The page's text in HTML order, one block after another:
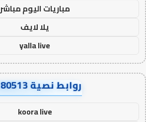
مباريات اليوم مباشر
يلا لايف
yalla live
روابط نصية AA80513
koora live